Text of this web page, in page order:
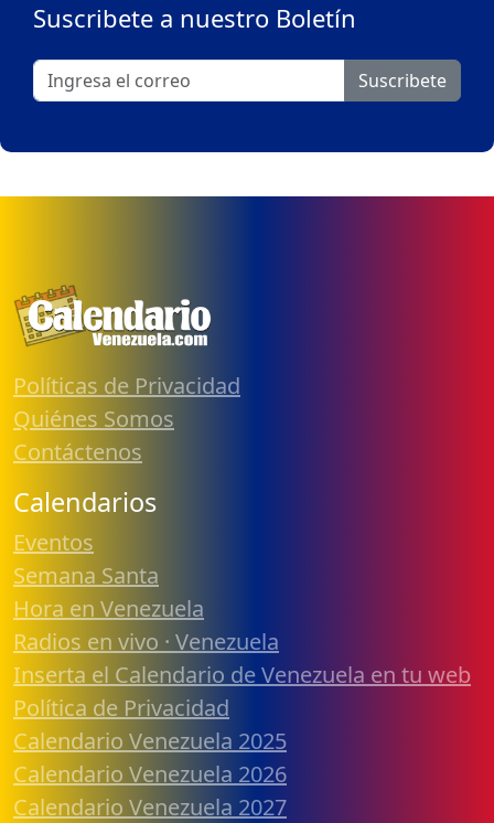
Suscribete a nuestro Boletín
Suscribete
Políticas de Privacidad
Quiénes Somos
Contáctenos
Calendarios
Eventos
Semana Santa
Hora en Venezuela
Radios en vivo · Venezuela
Inserta el Calendario de Venezuela en tu web
Política de Privacidad
Calendario Venezuela 2025
Calendario Venezuela 2026
Calendario Venezuela 2027